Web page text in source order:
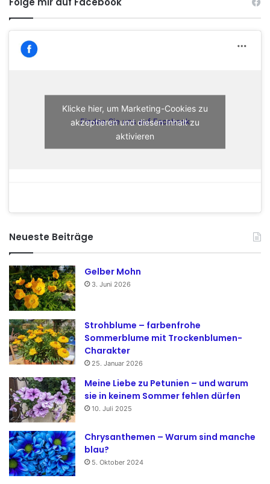
Finden Sie uns auf Facebook
Klicke hier, um Marketing-Cookies zu
akzeptieren und diesen Inhalt zu
aktivieren
Neueste Beiträge
Gelber Mohn
3. Juni 2026
Strohblume – farbenfrohe
Sommerblume mit Trockenblumen-
Charakter
25. Januar 2026
Meine Liebe zu Petunien – und warum
sie in keinem Sommer fehlen dürfen
10. Juli 2025
Chrysanthemen – Warum sind manche
blau?
5. Oktober 2024